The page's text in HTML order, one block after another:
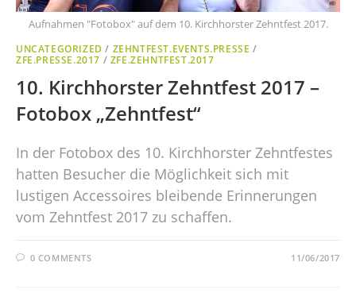
Aufnahmen "Fotobox" auf dem 10. Kirchhorster Zehntfest 2017.
UNCATEGORIZED / ZEHNTFEST.EVENTS.PRESSE /
ZFE.PRESSE.2017 / ZFE.ZEHNTFEST.2017
10. Kirchhorster Zehntfest 2017 –
Fotobox „Zehntfest“
In der Fotobox des 10. Kirchhorster Zehntfestes
hatten Besucher die Möglichkeit sich mit
lustigen Accessoires bleibende Erinnerungen
vom Zehntfest 2017 zu schaffen.
0 COMMENTS 11/06/2017